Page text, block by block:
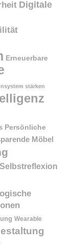
Digitale
Erneuerbare
stärken
Persönliche
Möbel
Selbstreflexion
Wearable